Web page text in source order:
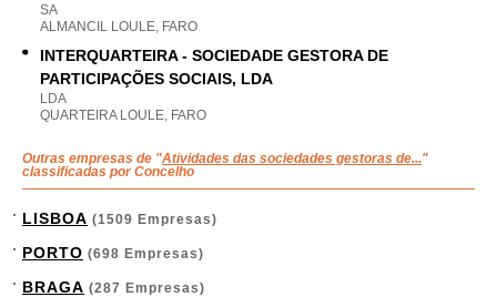
SA
ALMANCIL LOULE, FARO
INTERQUARTEIRA - SOCIEDADE GESTORA DE
PARTICIPAÇÕES SOCIAIS, LDA
LDA
QUARTEIRA LOULE, FARO
Outras empresas de "Atividades das sociedades gestoras de..."
classificadas por Concelho
LISBOA (1509 Empresas)
PORTO (698 Empresas)
BRAGA (287 Empresas)